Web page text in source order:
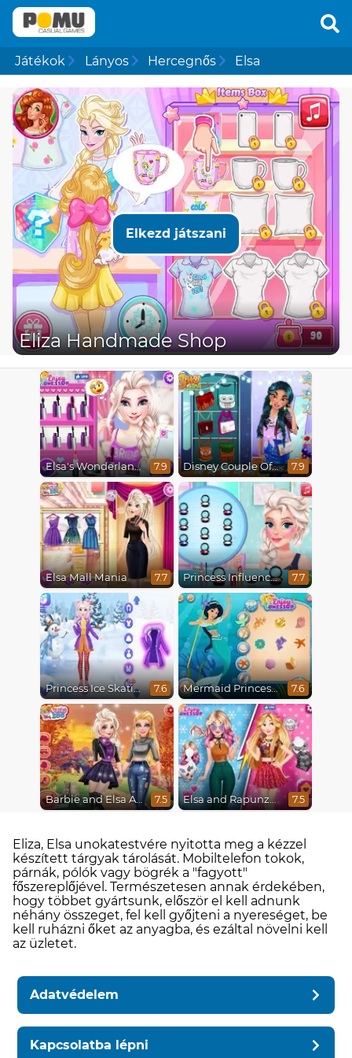
Játékok Lányos Hercegnős Elsa
Elkezd játszani
Eliza Handmade Shop
Elsa's Wonderland Wedding 7.9 Disney Couple Of The Year 7.9
Elsa Mall Mania 7.7 Princess Influencer Winter Wonderland 7.7
Princess Ice Skating Adventure 7.6 Mermaid Princesses 7.6
Barbie and Elsa Autumn Patterns 7.5 Elsa and Rapunzel Princess Rivalry 7.5
Eliza, Elsa unokatestvére nyitotta meg a kézzel
készített tárgyak tárolását. Mobiltelefon tokok,
párnák, pólók vagy bögrék a "fagyott"
főszereplőjével. Természetesen annak érdekében,
hogy többet gyártsunk, először el kell adnunk
néhány összeget, fel kell győjteni a nyereséget, be
kell ruházni őket az anyagba, és ezáltal növelni kell
az üzletet.
Adatvédelem
Kapcsolatba lépni